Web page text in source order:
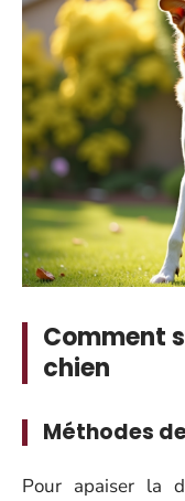
Comment
chien
Méthodes
Pour apaiser la